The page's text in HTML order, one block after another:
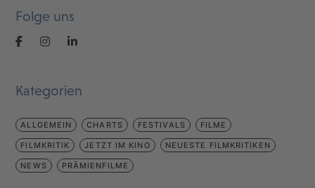
Folge uns
Kategorien
ALLGEMEIN CHARTS FESTIVALS FILME
FILMKRITIK JETZT IM KINO NEUESTE FILMKRITIKEN
NEWS PRÄMIENFILME